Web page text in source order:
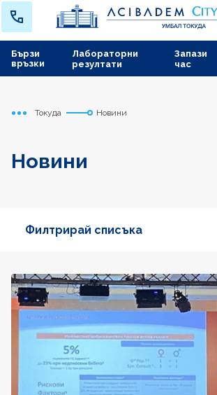
Лабораторни
резултати
Запази
час
Бързи
връзки
Начало
Токуда Новини
Новини
Филтрирай списъка